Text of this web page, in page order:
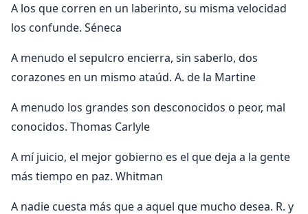
A los que corren en un laberinto, su misma velocidad
los confunde. Séneca
A menudo el sepulcro encierra, sin saberlo, dos
corazones en un mismo ataúd. A. de la Martine
A menudo los grandes son desconocidos o peor, mal
conocidos. Thomas Carlyle
A mí juicio, el mejor gobierno es el que deja a la gente
más tiempo en paz. Whitman
A nadie cuesta más que a aquel que mucho desea. R. y